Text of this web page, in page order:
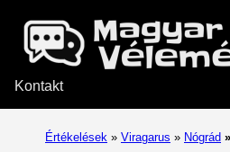
Kontakt
Értékelések » Viragarus » Nógrád »